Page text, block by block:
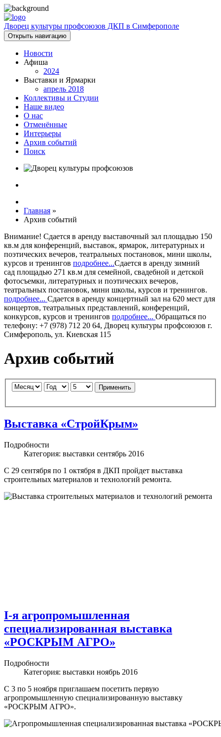
Дворец культуры профсоюзов ДКП в Симферополе
Открыть навигацию
Новости
Афиша
2024
Выставки и Ярмарки
апрель 2018
Коллективы и Студии
Наше видео
О нас
Отменённые
Интерьеры
Архив событий
Поиск
Главная »
Архив событий
Внимание! Сдается в аренду выставочный зал площадью 150
кв.м для конференций, выставок, ярмарок, литературных и
поэтических вечеров, театральных постановок, мини школы,
курсов и тренингов подробнее...Сдается в аренду зимний
сад площадью 271 кв.м для семейной, свадебной и детской
фотосъемки, литературных и поэтических вечеров,
театральных постановок, мини школы, курсов и тренингов.
подробнее... Сдается в аренду концертный зал на 620 мест для
концертов, театральных представлений, конференций,
конкурсов, курсов и тренингов подробнее... Обращаться по
телефону: +7 (978) 712 20 64, Дворец культуры профсоюзов г.
Симферополь, ул. Киевская 115
Архив событий
Применить
Выставка «СтройКрым»
Подробности
Категория: выставки сентябрь 2016
С 29 сентября по 1 октября в ДКП пройдет выставка
строительных материалов и технологий ремонта.
I-я агропромышленная
специализированная выставка
«РОСКРЫМ АГРО»
Подробности
Категория: выставки ноябрь 2016
С 3 по 5 ноября приглашаем посетить первую
агропромышленную специализированную выставку
«РОСКРЫМ АГРО».